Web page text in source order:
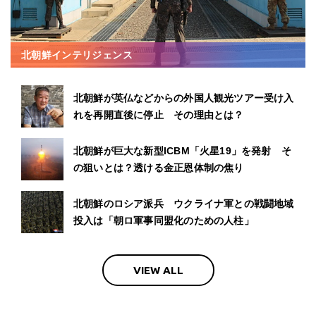
北朝鮮インテリジェンス
北朝鮮が英仏などからの外国人観光ツアー受け入
れを再開直後に停止 その理由とは？
北朝鮮が巨大な新型ICBM「火星19」を発射 そ
の狙いとは？透ける金正恩体制の焦り
北朝鮮のロシア派兵 ウクライナ軍との戦闘地域
投入は「朝ロ軍事同盟化のための人柱」
VIEW ALL